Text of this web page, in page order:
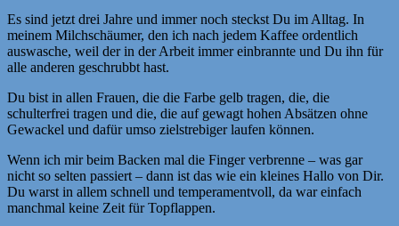
Es sind jetzt drei Jahre und immer noch steckst Du im Alltag. In
meinem Milchschäumer, den ich nach jedem Kaffee ordentlich
auswasche, weil der in der Arbeit immer einbrannte und Du ihn für
alle anderen geschrubbt hast.
Du bist in allen Frauen, die die Farbe gelb tragen, die, die
schulterfrei tragen und die, die auf gewagt hohen Absätzen ohne
Gewackel und dafür umso zielstrebiger laufen können.
Wenn ich mir beim Backen mal die Finger verbrenne – was gar
nicht so selten passiert – dann ist das wie ein kleines Hallo von Dir.
Du warst in allem schnell und temperamentvoll, da war einfach
manchmal keine Zeit für Topflappen.